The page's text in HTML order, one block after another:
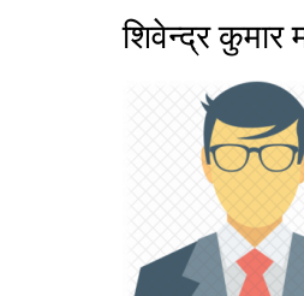
शिवेन्द्र कुमार